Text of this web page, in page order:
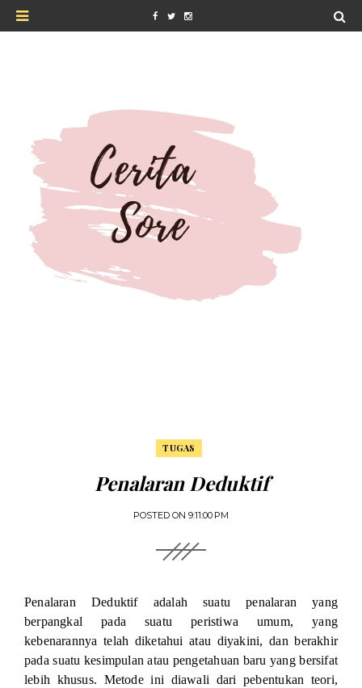
TUGAS
Penalaran Deduktif
POSTED ON 9:11:00 PM
Penalaran Deduktif adalah suatu penalaran yang
berpangkal pada suatu peristiwa umum, yang
kebenarannya telah diketahui atau diyakini, dan berakhir
pada suatu kesimpulan atau pengetahuan baru yang bersifat
lebih khusus. Metode ini diawali dari pebentukan teori,